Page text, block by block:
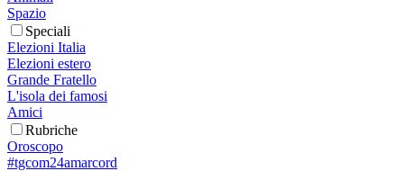
Spazio
Speciali
Elezioni Italia
Elezioni estero
Grande Fratello
L'isola dei famosi
Amici
Rubriche
Oroscopo
#tgcom24amarcord